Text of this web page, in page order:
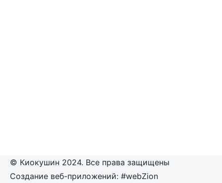
© Киокушин 2024. Все права защищены
Создание веб-приложений: #webZion